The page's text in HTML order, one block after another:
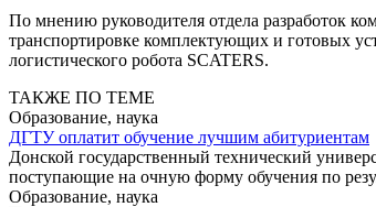
По мнению руководителя отдела разработок
транспортировке комплектующих и готовых
логистического робота SCATERS.
ТАКЖЕ ПО ТЕМЕ
Образование, наука
ДГТУ оплатит обучение лучшим абитуриентам
Донской государственный технический
поступающие на очную форму обучения по
Образование, наука